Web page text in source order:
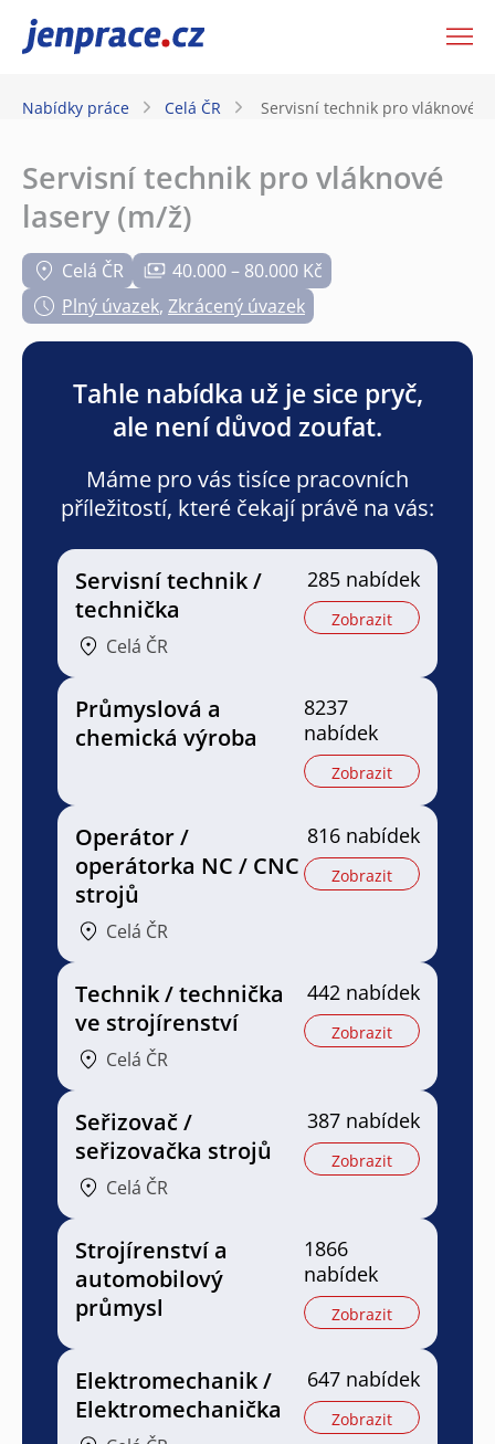
JenPráce.cz
Nabídky práce Celá ČR Servisní technik pro vláknové
Servisní technik pro vláknové
lasery (m/ž)
Celá ČR
40.000 – 80.000 Kč
Plný úvazek, Zkrácený úvazek
Tahle nabídka už je sice pryč,
ale není důvod zoufat.
Máme pro vás tisíce pracovních
příležitostí, které čekají právě na vás:
Servisní technik /
technička
Celá ČR
285 nabídek
Zobrazit
Průmyslová a
chemická výroba
8237
nabídek
Zobrazit
Operátor /
operátorka NC / CNC
strojů
Celá ČR
816 nabídek
Zobrazit
Technik / technička
ve strojírenství
Celá ČR
442 nabídek
Zobrazit
Seřizovač /
seřizovačka strojů
Celá ČR
387 nabídek
Zobrazit
Strojírenství a
automobilový
průmysl
1866
nabídek
Zobrazit
Elektromechanik /
Elektromechanička
647 nabídek
Zobrazit